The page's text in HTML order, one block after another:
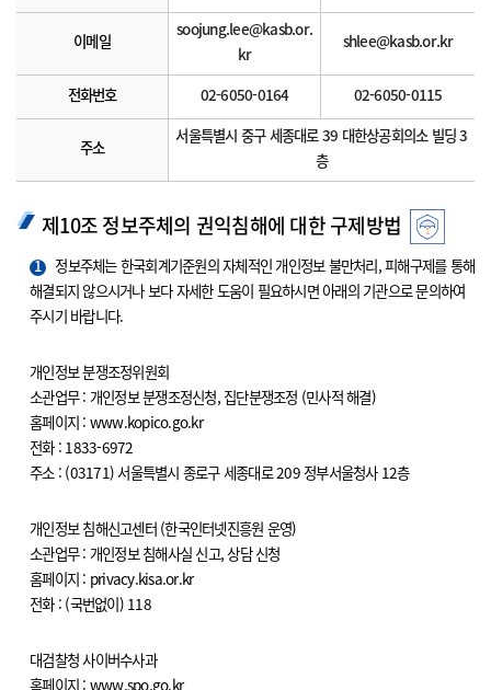
이메일
soojung.lee@kasb.or.
kr
shlee@kasb.or.kr
전화번호 02-6050-0164 02-6050-0115
주소
서울특별시 중구 세종대로 39 대한상공회의소 빌딩 3
층
제10조 정보주체의 권익침해에 대한 구제방법
1
정보주체는 한국회계기준원의 자체적인 개인정보 불만처리, 피해구제를 통해
해결되지 않으시거나 보다 자세한 도움이 필요하시면 아래의 기관으로 문의하여
주시기 바랍니다.
개인정보 분쟁조정위원회
소관업무 : 개인정보 분쟁조정신청, 집단분쟁조정 (민사적 해결)
홈페이지 : www.kopico.go.kr
전화 : 1833-6972
주소 : (03171) 서울특별시 종로구 세종대로 209 정부서울청사 12층
개인정보 침해신고센터 (한국인터넷진흥원 운영)
소관업무 : 개인정보 침해사실 신고, 상담 신청
홈페이지 : privacy.kisa.or.kr
전화 : (국번없이) 118
대검찰청 사이버수사과
홈페이지 : www.spo.go.kr